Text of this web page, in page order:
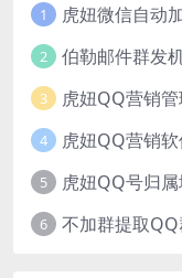
1
2
3 虎妞QQ营销
4
5
6